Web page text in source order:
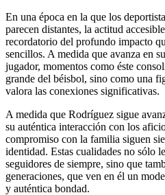
En una época en la que los
parecen distantes, la actitud
recordatorio del profundo impacto
sencillos. A medida que avanza en
jugador, momentos como éste
grande del béisbol, sino como una
valora las conexiones significativas.
A medida que Rodríguez sigue
su auténtica interacción con los
compromiso con la familia siguen
identidad. Estas cualidades no sólo
seguidores de siempre, sino que
generaciones, que ven en él un
y auténtica bondad.